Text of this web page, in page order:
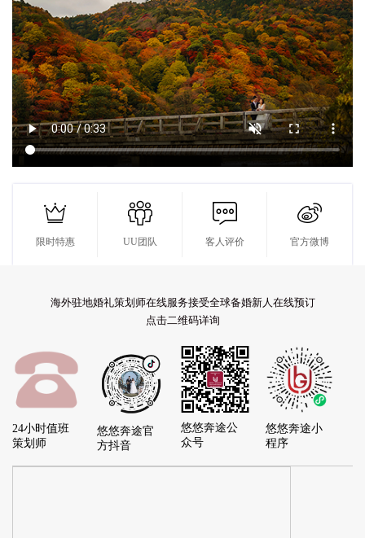

限时特惠

UU团队

客人评价

官方微博
海外驻地婚礼策划师在线服务接受全球备婚新人在线预订
点击二维码详询
24小时值班
策划师
悠悠奔途官
方抖音
悠悠奔途公
众号
悠悠奔途小
程序